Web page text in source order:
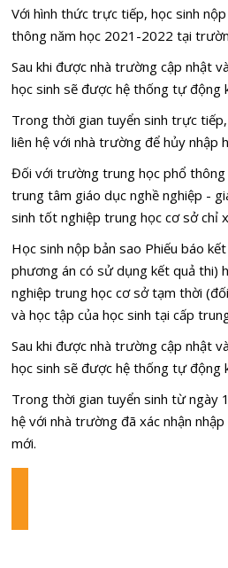
Với hình thức trực tiếp, học sinh
thông năm học 2021-2022 tại
Sau khi được nhà trường cập nhật
học sinh sẽ được hệ thống tự động
Trong thời gian tuyển sinh trực
liên hệ với nhà trường để hủy nhập
Đối với trường trung học phổ thông
trung tâm giáo dục nghề nghiệp -
sinh tốt nghiệp trung học cơ sở chỉ
Học sinh nộp bản sao Phiếu báo
phương án có sử dụng kết quả thi)
nghiệp trung học cơ sở tạm thời
và học tập của học sinh tại cấp
Sau khi được nhà trường cập nhật
học sinh sẽ được hệ thống tự động
Trong thời gian tuyển sinh từ ngày
hệ với nhà trường đã xác nhận
mới.